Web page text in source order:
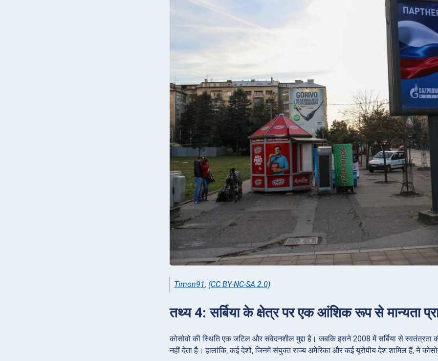
Timon91, (CC BY-NC-SA 2.0)
तथ्य 4: सर्बिया के क्षेत्र पर एक आंशिक रूप से मान्यता
कोसोवो की स्थिति एक जटिल और संवेदनशील मुद्दा है। जबकि इसने 2008 में सर्बिया से स्वतंत्रता
नहीं देता है। हालांकि, कई देशों, जिनमें संयुक्त राज्य अमेरिका और कई यूरोपीय देश शामिल हैं, ने